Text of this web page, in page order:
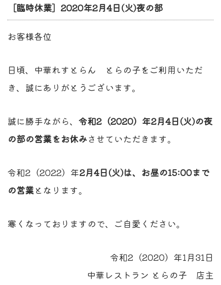
［臨時休業］2020年2月4日(火)夜の部
お客様各位
日頃、中華れすとらん とらの子をご利用いただ
き、誠にありがとうございます。
誠に勝手ながら、 令和2（2020）年2月4日(火)の夜
の部の営業をお休みさせていただきます。
令和2（2022）年2月4日(火)は、お昼の15:00まで
の営業となります。
寒くなっておりますので、ご自愛ください。
令和2（2020）年1月31日
中華レストラン とらの子 店主